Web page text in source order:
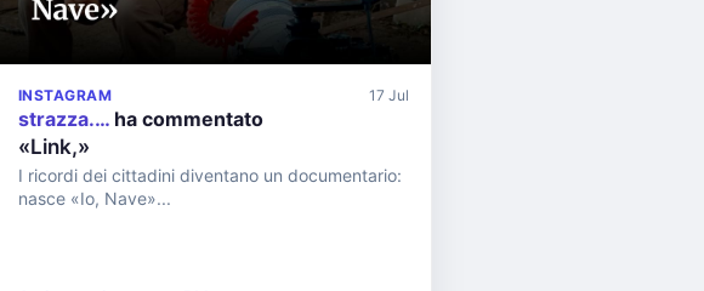
INSTAGRAM 17 Jul
strazza.… ha commentato
«Link,»
I ricordi dei cittadini diventano un documentario:
nasce «Io, Nave»...